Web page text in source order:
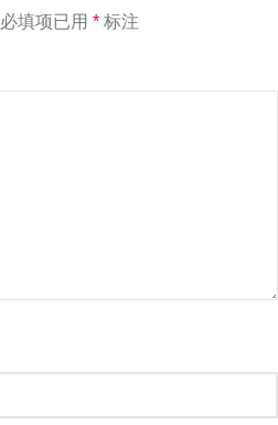
必填项已用 * 标注